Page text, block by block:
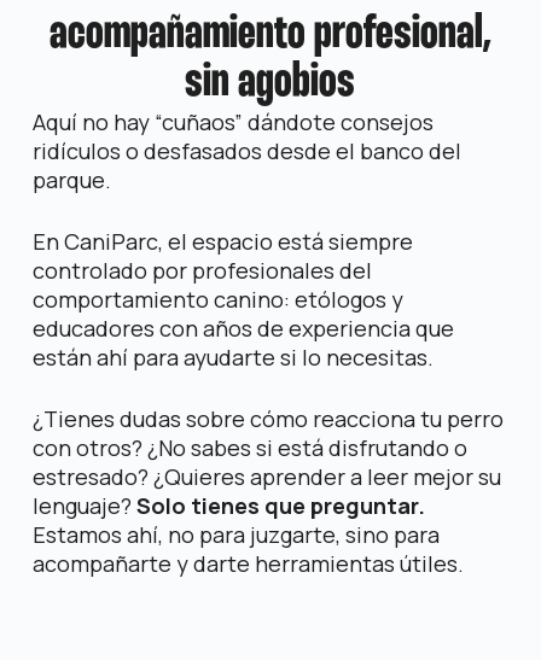
acompañamiento profesional,
sin agobios
Aquí no hay “cuñaos” dándote consejos
ridículos o desfasados desde el banco del
parque.
En CaniParc, el espacio estásiempre
controlado por profesionales del
comportamiento canino: etólogos y
educadores con años de experiencia que
están ahí para ayudarte si lo necesitas.
¿Tienes dudas sobre cómo reacciona tu perro
con otros? ¿No sabes si está disfrutando o
estresado? ¿Quieres aprender a leer mejor su
lenguaje? Solo tienes que preguntar.
Estamos ahí, no para juzgarte, sino para
acompañarte y darte herramientas útiles.